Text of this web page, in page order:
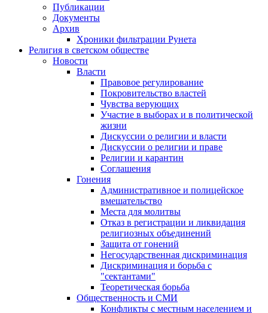
Публикации
Документы
Архив
Хроники фильтрации Рунета
Религия в светском обществе
Новости
Власти
Правовое регулирование
Покровительство властей
Чувства верующих
Участие в выборах и в политической
жизни
Дискуссии о религии и власти
Дискуссии о религии и праве
Религии и карантин
Соглашения
Гонения
Административное и полицейское
вмешательство
Места для молитвы
Отказ в регистрации и ликвидация
религиозных объединений
Защита от гонений
Негосударственная дискриминация
Дискриминация и борьба с
"сектантами"
Теоретическая борьба
Общественность и СМИ
Конфликты с местным населением и